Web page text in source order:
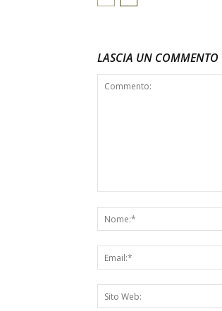
LASCIA UN COMMENTO